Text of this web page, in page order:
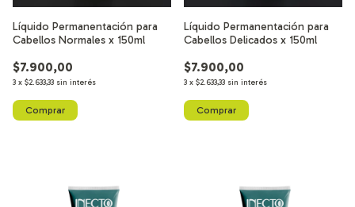
Líquido Permanentación para
Cabellos Normales x 150ml
$7.900,00
3 x $2.633,33 sin interés
Líquido Permanentación para
Cabellos Delicados x 150ml
$7.900,00
3 x $2.633,33 sin interés